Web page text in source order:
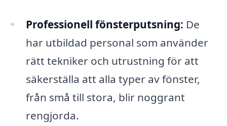
Professionell fönsterputsning: De
har utbildad personal som använder
rätt tekniker och utrustning för att
säkerställa att alla typer av fönster,
från små till stora, blir noggrant
rengjorda.